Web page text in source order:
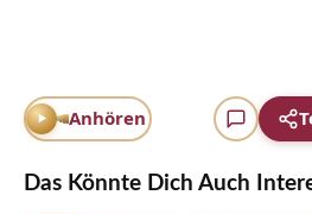
Psychiatry)
Anhören
Das Könnte Dich Auch